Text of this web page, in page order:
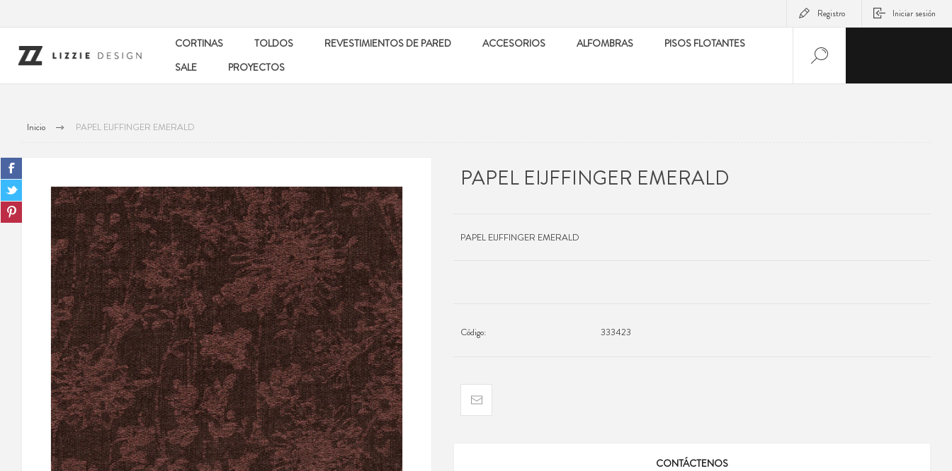
Registro Iniciar sesión
CORTINAS TOLDOS REVESTIMIENTOS DE PARED ACCESORIOS ALFOMBRAS
PISOS FLOTANTES
SALE
PROYECTOS
Inicio PAPEL EIJFFINGER EMERALD
PAPEL EIJFFINGER EMERALD
PAPEL EIJFFINGER EMERALD
Código: 333423
CONTÁCTENOS